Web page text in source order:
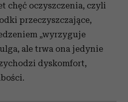
chęć oczyszczenia, czyli
przeczyszczające,
„wyrzyguje
ale trwa ona jedynie
dyskomfort,